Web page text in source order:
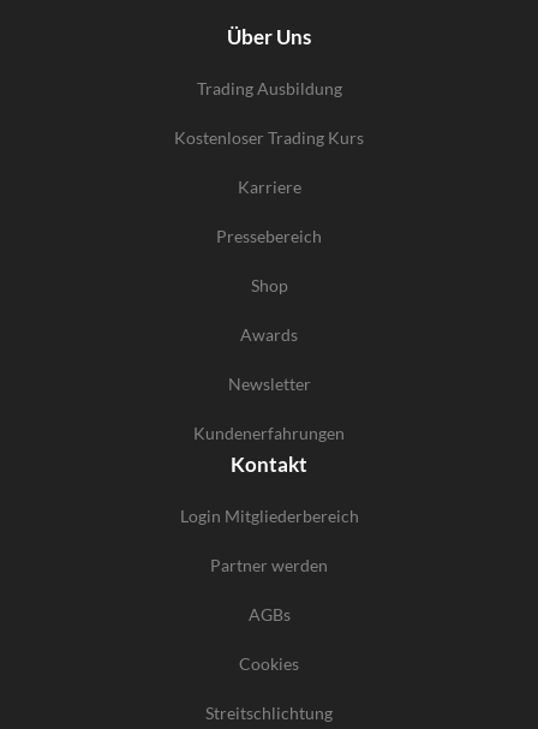
Über Uns
Trading Ausbildung
Kostenloser Trading Kurs
Karriere
Pressebereich
Shop
Awards
Newsletter
Kundenerfahrungen
Kontakt
Login Mitgliederbereich
Partner werden
AGBs
Cookies
Streitschlichtung